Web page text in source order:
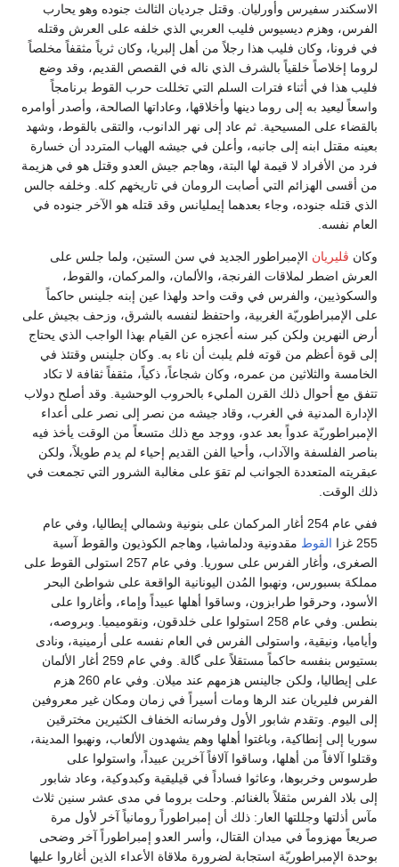
الاسكندر سفيرس وأورليان. وقتل جرديان الثالث جنوده وهو يحارب
الفرس، وهزم ديسيوس فليب العربي الذي خلفه على العرش وقتله
في فرونا، وكان فليب هذا رجلاً من أهل إلبريا، وكان ثرياً مثقفاً مخلصاً
لروما إخلاصاً خلقياً بالشرف الذي ناله في القصص القديم، وقد وضع
فليب هذا في أثناء فترات السلم التي تخللت حرب القوط برنامجاً
واسعاً ليعيد به إلى روما دينها وأخلاقها، وعاداتها الصالحة، وأصدر أوامره
بالقضاء على المسيحية. ثم عاد إلى نهر الدانوب، والتقى بالقوط، وشهد
بعينه مقتل ابنه إلى جانبه، وأعلن في جيشه الهياب المتردد أن خسارة
فرد من الأفراد لا قيمة لها البتة، وهاجم جيش العدو وقتل هو في هزيمة
من أقسى الهزائم التي أصابت الرومان في تاريخهم كله. وخلفه جالس
الذي قتله جنوده، وجاء بعدهما إيمليانس وقد قتله هو الآخر جنوده في
العام نفسه.
وكان ڤليريان الإمبراطور الجديد في سن الستين، ولما جلس على
العرش اضطر لملاقات الفرنجة، والألمان، والمركمان، والقوط،
والسكوذيين، والفرس في وقت واحد ولهذا عين إبنه جلينس حاكماً
على الإمبراطوريّة الغربية، واحتفظ لنفسه بالشرق، وزحف بجيش على
أرض النهرين ولكن كبر سنه أعجزه عن القيام بهذا الواجب الذي يحتاج
إلى قوة أعظم من قوته فلم يلبث أن ناء به. وكان جلينس وقتئذ في
الخامسة والثلاثين من عمره، وكان شجاعاً، ذكياً، مثقفاً ثقافة لا تكاد
تتفق مع أحوال ذلك القرن المليء بالحروب الوحشية. وقد أصلح دولاب
الإدارة المدنية في الغرب، وقاد جيشه من نصر إلى نصر على أعداء
الإمبراطوريّة عدواً بعد عدو، ووجد مع ذلك متسعاً من الوقت يأخذ فيه
بناصر الفلسفة والآداب، وأحيا الفن القديم إحياء لم يدم طويلاً، ولكن
عبقريته المتعددة الجوانب لم تقوَ على مغالبة الشرور التي تجمعت في
ذلك الوقت.
ففي عام 254 أغار المركمان على بنونية وشمالي إيطاليا، وفي عام
255 غزا
القوط مقدونية ودلماشيا، وهاجم الكوذيون والقوط آسية
الصغرى، وأغار الفرس على سوريا. وفي عام 257 استولى القوط على
مملكة بسبورس، ونهبوا المُدن اليونانية الواقعة على شواطئ البحر
الأسود، وحرقوا طرابزون، وساقوا أهلها عبيداً وإماء، وأغاروا على
بنطس. وفي عام 258 استولوا على خلدقون، ونقوميميا. وبروصه،
وأياميا، ونيقية، واستولى الفرس في العام نفسه على أرمينية، ونادى
بستيوس بنفسه حاكماً مستقلاً على گالة. وفي عام 259 أغار الألمان
على إيطاليا، ولكن جالينس هزمهم عند ميلان. وفي عام 260 هزم
الفرس فليريان عند الرها ومات أسيراً في زمان ومكان غير معروفين
إلى اليوم. وتقدم شابور الأول وفرسانه الخفاف الكثيرين مخترقين
سوريا إلى إنطاكية، وباغتوا أهلها وهم يشهدون الألعاب، ونهبوا المدينة،
وقتلوا آلافاً من أهلها، وساقوا آلافاً آخرين عبيداً، واستولوا على
طرسوس وخربوها، وعاثوا فساداً في قيليقية وكبدوكية، وعاد شابور
إلى بلاد الفرس مثقلاً بالغنائم. وحلت بروما في مدى عشر سنين ثلاث
مآس أذلتها وجللتها العار: ذلك أن إمبراطوراً رومانياً آخر لأول مرة
صريعاً مهزوماً في ميدان القتال، وأسر العدو إمبراطوراً آخر وضحى
بوحدة الإمبراطوريّة استجابة لضرورة ملاقاة الأعداء الذين أغاروا عليها